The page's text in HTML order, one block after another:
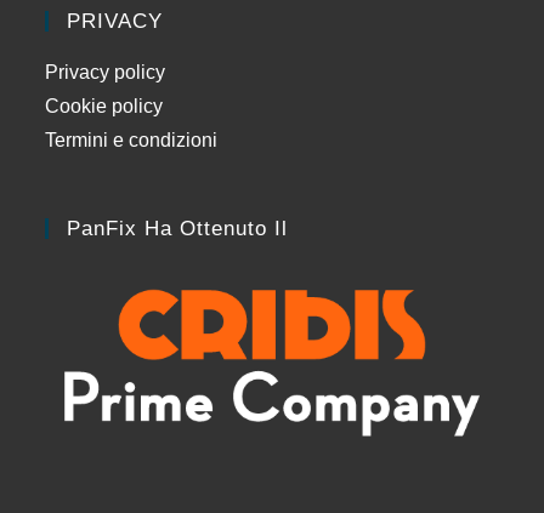
PRIVACY
Privacy policy
Cookie policy
Termini e condizioni
PanFix Ha Ottenuto Il